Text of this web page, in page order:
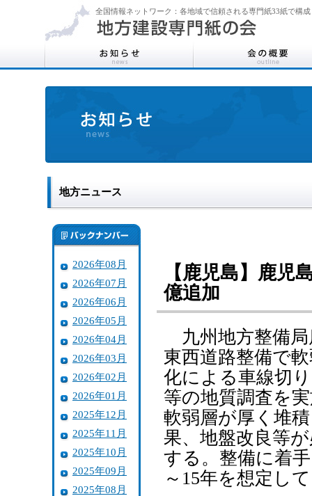
全国情報ネットワーク：各地域で信頼される専門紙33紙で構成
地方ニュース
2026年08月
2026年07月
2026年06月
2026年05月
2026年04月
2026年03月
2026年02月
2026年01月
2025年12月
2025年11月
2025年10月
2025年09月
2025年08月
【鹿児島】鹿児
億追加
九州地方整備局
東西道路整備で
化による車線切
等の地質調査を
軟弱層が厚く堆
果、地盤改良等
する。整備に着
～15年を想定し